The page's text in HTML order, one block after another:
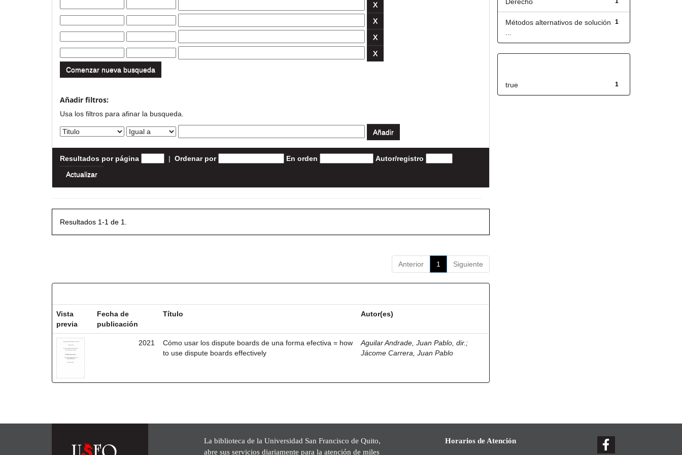
Comenzar nueva busqueda
Añadir filtros:
Usa los filtros para afinar la busqueda.
Resultados por página | Ordenar por En orden Autor/registro
Resultados 1-1 de 1.
Anterior 1 Siguiente
Vista
previa
Fecha de
publicación
Título Autor(es)
2021
Cómo usar los dispute boards de una forma efectiva = how
to use dispute boards effectively
Aguilar Andrade, Juan Pablo, dir. ;
Jácome Carrera, Juan Pablo
1
Métodos alternativos de solución
1
true
La biblioteca de la Universidad San Francisco de Quito,
abre sus servicios diariamente para la atención de miles
Horarios de Atención